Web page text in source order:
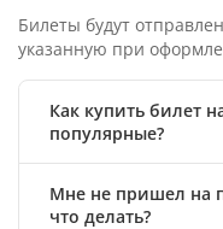
Билеты будут
указанную при
Как купить билет
популярные?
Мне не пришел на
что делать?